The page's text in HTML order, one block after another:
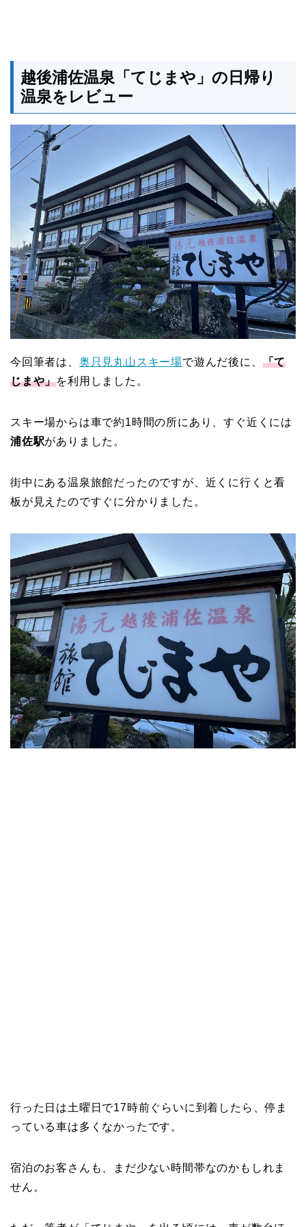
越後浦佐温泉「てじまや」の日帰り
温泉をレビュー
今回筆者は、 奥只見丸山スキー場で遊んだ後に、 「て
じまや」を利用しました。
スキー場からは車で約1時間の所にあり、すぐ近くには
浦佐駅がありました。
街中にある温泉旅館だったのですが、近くに行くと看
板が見えたのですぐに分かりました。
行った日は土曜日で17時前ぐらいに到着したら、停ま
っている車は多くなかったです。
宿泊のお客さんも、まだ少ない時間帯なのかもしれま
せん。